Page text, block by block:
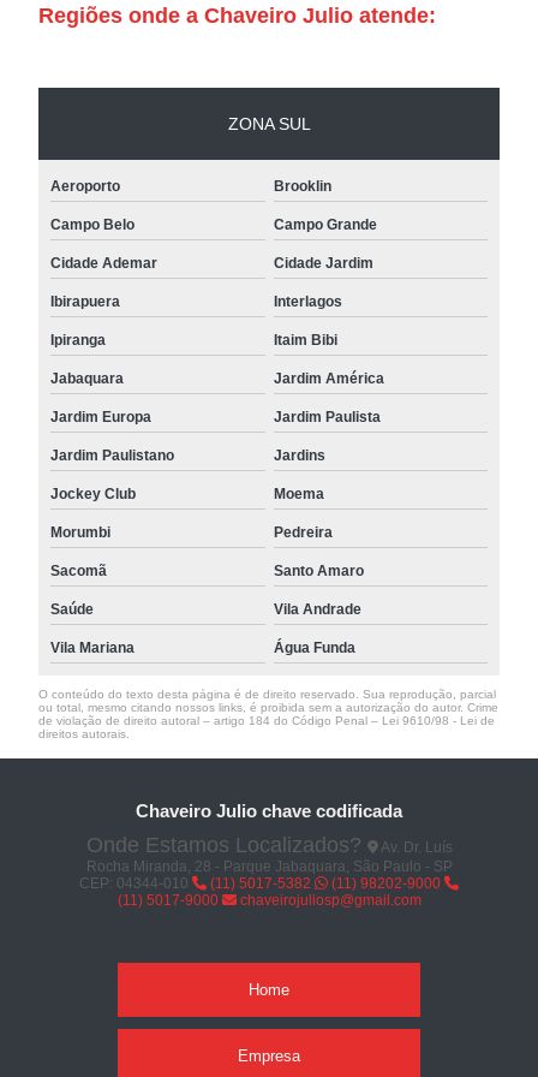
Regiões onde a Chaveiro Julio atende:
ZONA SUL
Aeroporto Brooklin
Campo Belo Campo Grande
Cidade Ademar Cidade Jardim
Ibirapuera Interlagos
Ipiranga Itaim Bibi
Jabaquara Jardim América
Jardim Europa Jardim Paulista
Jardim Paulistano Jardins
Jockey Club Moema
Morumbi Pedreira
Sacomã Santo Amaro
Saúde Vila Andrade
Vila Mariana Água Funda
O conteúdo do texto desta página é de direito reservado. Sua reprodução, parcial
ou total, mesmo citando nossos links, é proibida sem a autorização do autor. Crime
de violação de direito autoral – artigo 184 do Código Penal – Lei 9610/98 - Lei de
direitos autorais
Chaveiro Julio chave codificada
Onde Estamos Localizados?
Av. Dr. Luís
Rocha Miranda, 28 - Parque Jabaquara, São Paulo - SP
CEP: 04344-010
(11) 5017-5382
(11) 98202-9000
(11) 5017-9000
chaveirojuliosp@gmail.com
Home
Empresa